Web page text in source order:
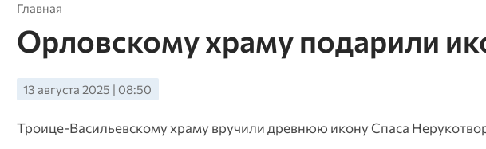
Главная
Орловскому храму подарили
13 августа 2025 | 08:50
Троице-Васильевскому храму вручили древнюю икону Спаса